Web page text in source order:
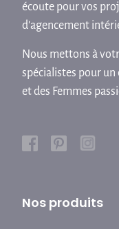
écoute pour vos
d'agencement
Nous mettons à
spécialistes pour un
et des Femmes
Nos produits